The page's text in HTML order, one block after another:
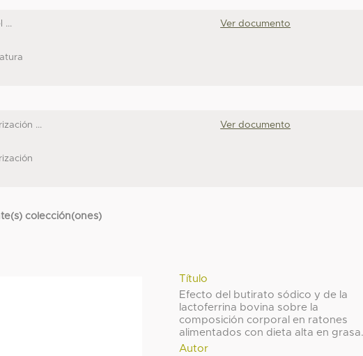
...
Ver documento
...
Ver documento
colección(ones)
Título
Efecto del butirato sódico y de la
lactoferrina bovina sobre la
composición corporal en ratones
alimentados con dieta alta en grasa.
Autor